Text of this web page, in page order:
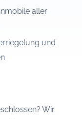
aller
und
Wir